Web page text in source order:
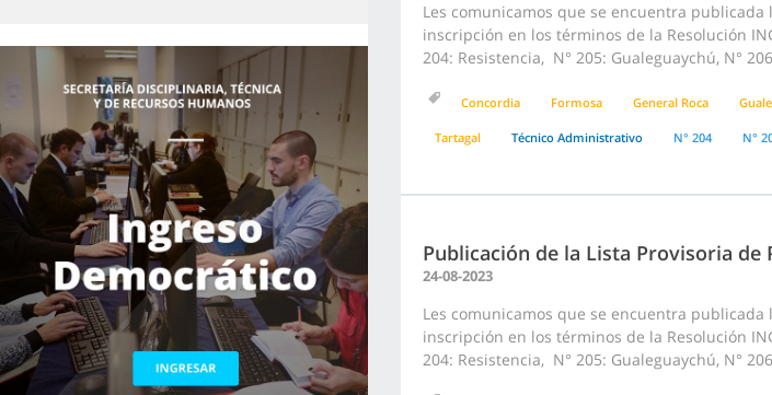
Les comunicamos que se encuentra
inscripción en los términos de la Resolución
204: Resistencia, N° 205: Gualeguaychú, N°
Concordia Formosa General Roca
Tartagal Técnico Administrativo N° 204 N°
Publicación de la Lista Provisoria de
24-08-2023
Les comunicamos que se encuentra
inscripción en los términos de la Resolución
204: Resistencia, N° 205: Gualeguaychú, N°